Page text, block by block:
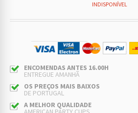
INDISPONÍVEL
ENCOMENDAS ANTES 16.00H
ENTREGUE AMANHÃ
OS PREÇOS MAIS BAIXOS
DE PORTUGAL
A MELHOR QUALIDADE